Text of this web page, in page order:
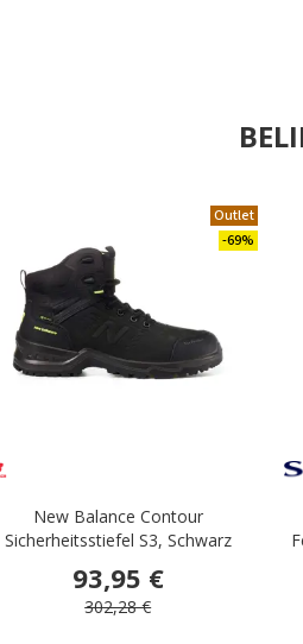
Outlet
-69%
New Balance Contour
Sicherheitsstiefel S3, Schwarz
93,95 €
302,28 €